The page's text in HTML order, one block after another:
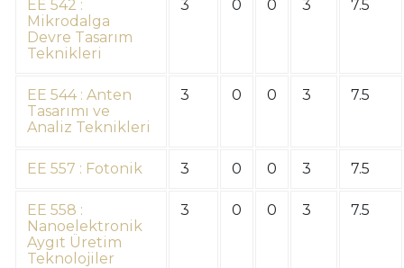
EE 542 :
Mikrodalga
Devre Tasarım
Teknikleri
3 0 0 3 7.5
EE 544 : Anten
Tasarımı ve
Analiz Teknikleri
3 0 0 3 7.5
EE 557 : Fotonik 3 0 0 3 7.5
EE 558 :
Nanoelektronik
Aygıt Üretim
Teknolojiler
3 0 0 3 7.5